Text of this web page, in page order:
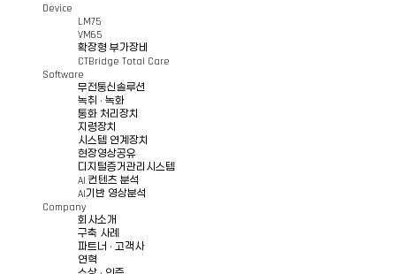
Device
LM75
VM65
확장형 부가장비
CTBridge Total Care
Software
무전통신솔루션
녹취 · 녹화
통화 처리장치
지령장치
시스템 연계장치
현장영상공유
디지털증거관리시스템
AI 컨텐츠 분석
AI기반 영상분석
Company
회사소개
구축 사례
파트너 · 고객사
연혁